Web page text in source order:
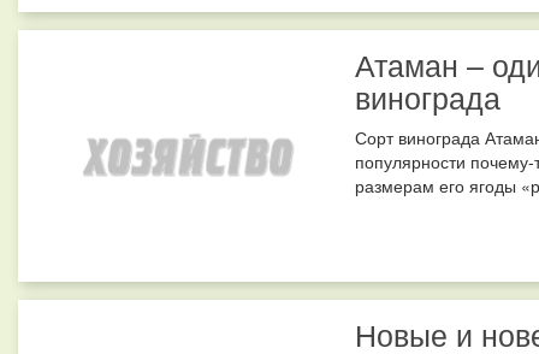
Атаман –
винограда
Сорт винограда
популярности
размерам его ягоды
Новые и